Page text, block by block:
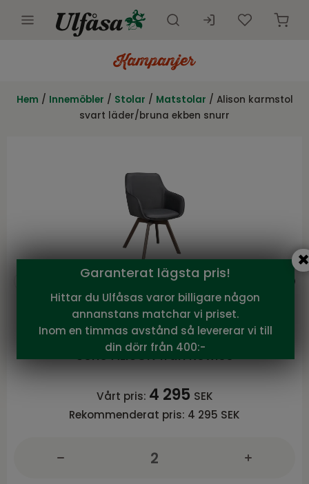
Innemöbler
Kampanjer
Hem / Innemöbler / Stolar / Matstolar / Alison karmstol
svart läder/bruna ekben snurr
Alison karmstol svart läder/bruna
ekben snurr
Serie ALISON från Rowico
Vårt pris: 4 295 SEK
Rekommenderat pris: 4 295 SEK
Garanterat lägsta pris!
Hittar du Ulfåsas varor billigare någon
annanstans matchar vi priset.
Inom en timmas avstånd så levererar vi till
din dörr från 400:-